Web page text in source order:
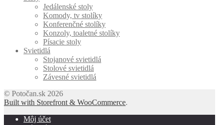
Jedálenské stoly
Komody, tv stolíky
Konferenčné stolíky
Konzoly, toaletné stolíky
Písacie stoly
Svietidlá
Stojanové svietidlá
Stolové svietidlá
Závesné svietidlá
© Potočan.sk 2026
Built with Storefront & WooCommerce.
Môj účet